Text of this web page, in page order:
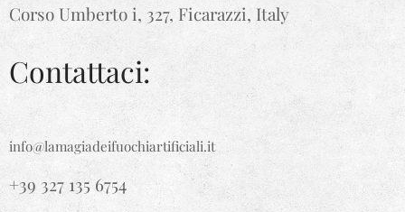
Corso Umberto i, 327, Ficarazzi, Italy
Contattaci:
info@lamagiadeifuochiartificiali.it
+39 327 135 6754